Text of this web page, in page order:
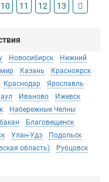
10 11 12 13
Новосибирск
Нижний
Казань
Красноярск
Краснодар
Ярославль
Иваново
Ижевск
Набережные Челны
Благовещенск
Улан-Удэ
Подольск
область)
Рубцовск